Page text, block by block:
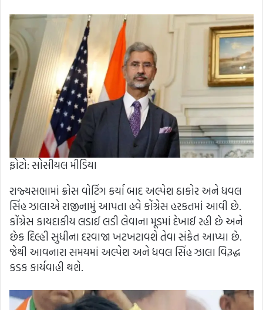
ફોટો: સોસીયલ મીડિયા
રાજ્યસભામાં ક્રોસ વોટિંગ કર્યા બાદ અલ્પેશ ઠાકોર અને ધવલ
સિંહ ઝાલાએ રાજીનામું આપતા હવે કોંગ્રેસ હરકતમાં આવી છે.
કોંગ્રેસ કાયદાકીય લડાઈ લડી લેવાના મૂડમાં દેખાઈ રહી છે અને
છેક દિલ્હી સુધીના દરવાજા ખટખટાવશે તેવા સંકેત આપ્યા છે.
જેથી આવનારા સમયમાં અલ્પેશ અને ધવલ સિંહ ઝાલા વિરૂદ્ધ
કડક કાર્યવાહી થશે.